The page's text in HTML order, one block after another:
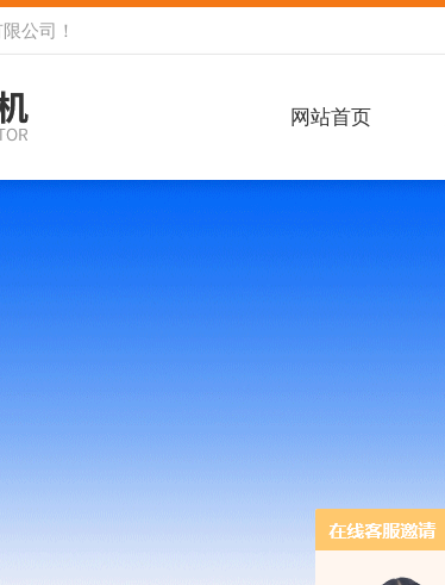
公司 ！
网站首页